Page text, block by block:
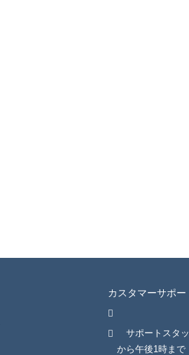
カスタマーサポー
サポートスタ
から午後1時まで